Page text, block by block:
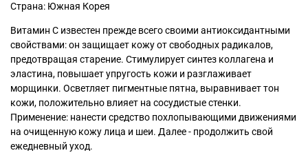
Страна: Южная Корея
Витамин С известен прежде всего своими антиоксидантными
свойствами: он защищает кожу от свободных радикалов,
предотвращая старение. Стимулирует синтез коллагена и
эластина, повышает упругость кожи и разглаживает
морщинки. Осветляет пигментные пятна, выравнивает тон
кожи, положительно влияет на сосудистые стенки.
Применение: нанести средство похлопывающими движениями
на очищенную кожу лица и шеи. Далее - продолжить свой
ежедневный уход.